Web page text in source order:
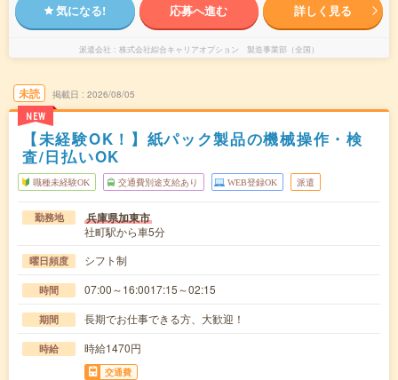
気になる! 応募へ進む 詳しく見る
派遣会社 株式会社綜合キャリアオプション 製造事業部（全国）
未読
NEW
掲載日 2026/08/05
【未経験OK！】紙パック製品の機械操作・検
査/日払いOK
職種未経験OK 交通費別途支給あり WEB登録OK 派遣
勤務地 兵庫県加東市
社町駅から車5分
曜日頻度 シフト制
時間 07:00～16:0017:15～02:15
期間 長期でお仕事できる方、大歓迎！
時給 時給1470円
交通費